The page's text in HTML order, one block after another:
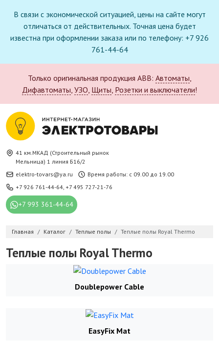
В связи с экономической ситуацией, цены на сайте могут
отличаться от действительных. Точная цена будет
известна при оформлении заказа или по телефону: +7 926
761-44-64
Только оригинальная продукция ABB: Автоматы,
Дифавтоматы, УЗО, Щиты, Розетки и выключатели!
41 км.МКАД (Строительный рынок
Мельница) 1 линия Б16/2
elektro-tovars@ya.ru
Время работы: с 09.00 до 19.00
+7 926 761-44-64, +7 495 727-21-76
+7 993 361-44-64
Главная Каталог Теплые полы Теплые полы Royal Thermo
Теплые полы Royal Thermo
Doublepower Cable
EasyFix Mat